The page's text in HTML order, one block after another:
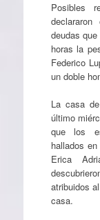
Posibles
deudas
horas la
Federico
un doble
La casa
último
que los
hallados
Erica
atribuidos
casa.